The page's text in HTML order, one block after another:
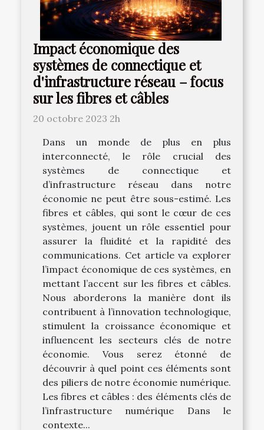
Impact économique des
systèmes de connectique et
d'infrastructure réseau – focus
sur les fibres et câbles
20 octobre 2023 2h
Dans un monde de plus en plus
interconnecté, le rôle crucial des
systèmes de connectique et
d’infrastructure réseau dans notre
économie ne peut être sous-estimé. Les
fibres et câbles, qui sont le cœur de ces
systèmes, jouent un rôle essentiel pour
assurer la fluidité et la rapidité des
communications. Cet article va explorer
l’impact économique de ces systèmes, en
mettant l’accent sur les fibres et câbles.
Nous aborderons la manière dont ils
contribuent à l’innovation technologique,
stimulent la croissance économique et
influencent les secteurs clés de notre
économie. Vous serez étonné de
découvrir à quel point ces éléments sont
des piliers de notre économie numérique.
Les fibres et câbles : des éléments clés de
l’infrastructure numérique Dans le
contexte...